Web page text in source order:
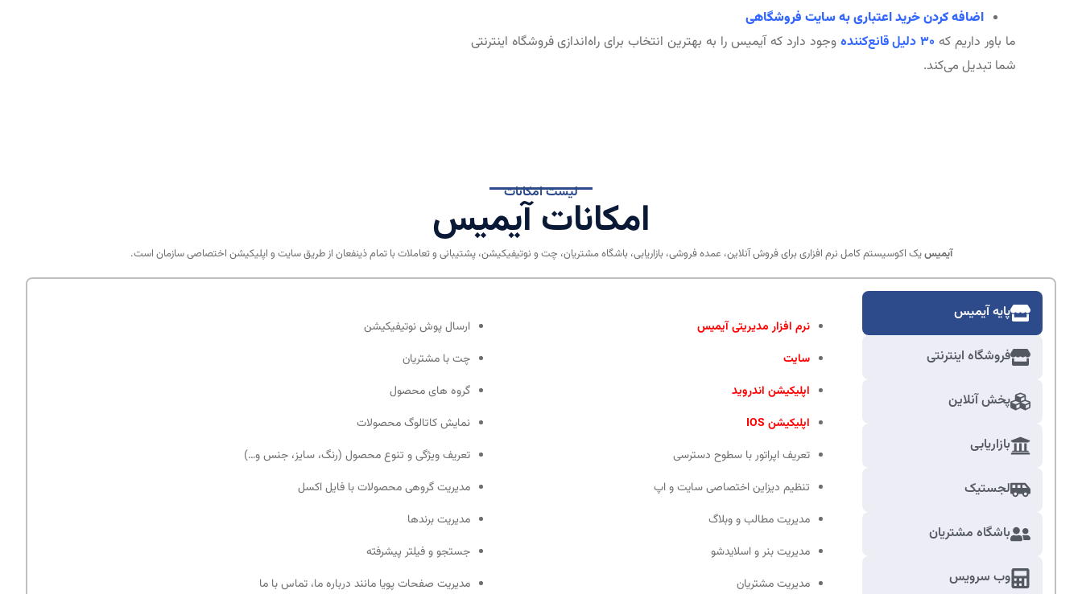
اضافه کردن خرید اعتباری به سایت فروشگاهی
ما باور داریم که ۳۰ دلیل قانع‌کننده
وجود دارد که آیمیس را به بهترین انتخاب برای راه‌اندازی فروشگاه اینترنتی
شما تبدیل می‌کند.
لیست امکانات
امکانات آیمیس
آیمیسیک اکوسیستم کامل نرم افزاری برای فروش آنلاین، عمده فروشی، بازاریابی، باشگاه مشتریان، چت و نوتیفیکیشن، پشتیبانی و تعاملات با تمام ذینفعان از طریق سایت و اپلیکیشن اختصاصی سازمان است.
پایه آیمیس
فروشگاه اینترنتی
پخش آنلاین
بازاریابی
لجستیک
باشگاه مشتریان
وب سرویس
نرم افزار مدیریتی آیمیس
سایت
اپلیکیشن اندروید
اپلیکیشن IOS
تعریف اپراتور با سطوح دسترسی
تنظیم دیزاین اختصاصی سایت و اپ
مدیریت مطالب و وبلاگ
مدیریت بنر و اسلایدشو
مدیریت مشتریان
ارسال پوش نوتیفیکیشن
چت با مشتریان
گروه های محصول
نمایش کاتالوگ محصولات
تعریف ویژگی و تنوع محصول (رنگ، سایز، جنس و…)
مدیریت گروهی محصولات با فایل اکسل
مدیریت برندها
جستجو و فیلتر پیشرفته
مدیریت صفحات پویا مانند درباره ما، تماس با ما